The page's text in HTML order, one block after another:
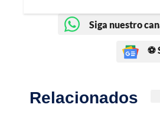
Siga nuestro
⚽
Relacionados